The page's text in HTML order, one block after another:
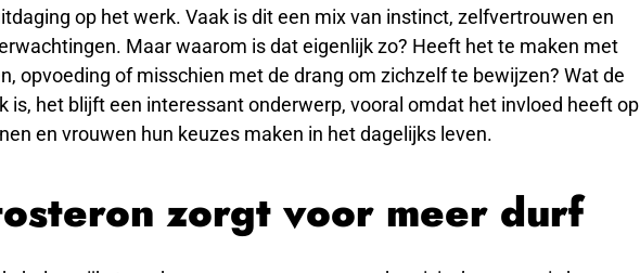
op het werk. Vaak is dit een mix van instinct, zelfvertrouwen en
Maar waarom is dat eigenlijk zo? Heeft het te maken met
opvoeding of misschien met de drang om zichzelf te bewijzen? Wat de
is, het blijft een interessant onderwerp, vooral omdat het invloed heeft op
en vrouwen hun keuzes maken in het dagelijks leven.
zorgt voor meer durf